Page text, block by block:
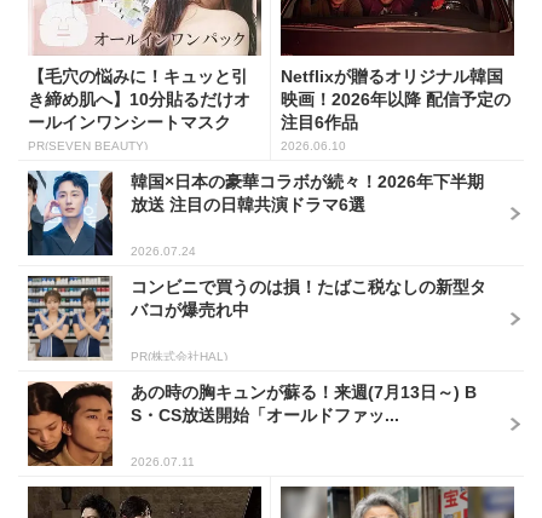
【毛穴の悩みに！キュッと引
き締め肌へ】10分貼るだけオ
ールインワンシートマスク
PR(SEVEN BEAUTY)
Netflixが贈るオリジナル韓国
映画！2026年以降 配信予定の
注目6作品
2026.06.10
韓国×日本の豪華コラボが続々！2026年下半期
放送 注目の日韓共演ドラマ6選
2026.07.24
コンビニで買うのは損！たばこ税なしの新型タ
バコが爆売れ中
PR(株式会社HAL)
あの時の胸キュンが蘇る！来週(7月13日～) B
S・CS放送開始「オールドファッ...
2026.07.11